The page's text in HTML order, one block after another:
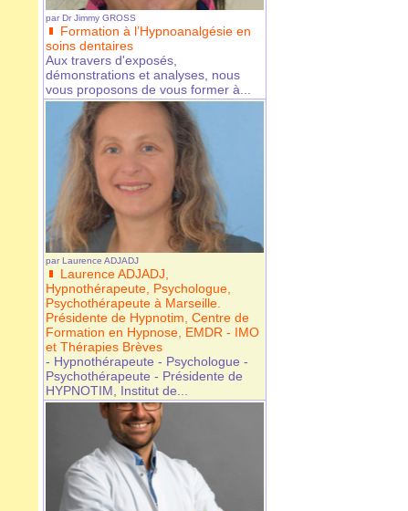
par Dr Jimmy GROSS
Formation à l’Hypnoanalgésie en
soins dentaires
Aux travers d'exposés,
démonstrations et analyses, nous
vous proposons de vous former à...
par Laurence ADJADJ
Laurence ADJADJ,
Hypnothérapeute, Psychologue,
Psychothérapeute à Marseille.
Présidente de Hypnotim, Centre de
Formation en Hypnose, EMDR - IMO
et Thérapies Brèves
- Hypnothérapeute - Psychologue -
Psychothérapeute - Présidente de
HYPNOTIM, Institut de...